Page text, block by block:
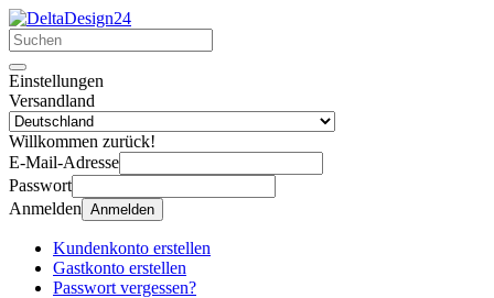
Einstellungen
Versandland
Willkommen zurück!
E-Mail-Adresse
Passwort
Anmelden Anmelden
Kundenkonto erstellen
Gastkonto erstellen
Passwort vergessen?